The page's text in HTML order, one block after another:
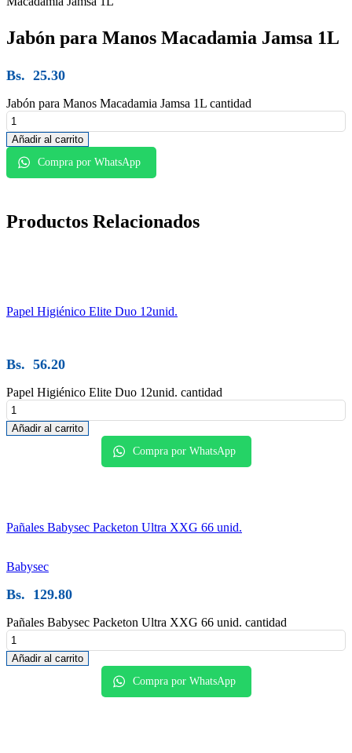
Jabón para Manos Macadamia Jamsa 1L
Bs. 25.30
Jabón para Manos Macadamia Jamsa 1L cantidad
Añadir al carrito
Compra por WhatsApp
Productos Relacionados
Papel Higiénico Elite Duo 12unid.
Bs. 56.20
Papel Higiénico Elite Duo 12unid. cantidad
Añadir al carrito
Compra por WhatsApp
Pañales Babysec Packeton Ultra XXG 66 unid.
Babysec
Bs. 129.80
Pañales Babysec Packeton Ultra XXG 66 unid. cantidad
Añadir al carrito
Compra por WhatsApp